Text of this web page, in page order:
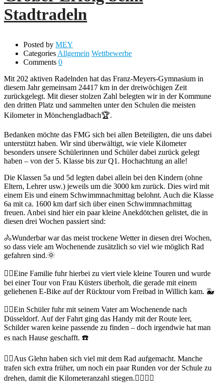
Stadtradeln
Posted by MEY
Categories Allgemein Wettbewerbe
Comments 0
Mit 202 aktiven Radelnden hat das Franz-Meyers-Gymnasium in
diesem Jahr gemeinsam 24417 km in der dreiwöchigen Zeit
zurückgelegt. Mit dieser stolzen Zahl belegten wir in der Kommune
den dritten Platz und sammelten unter den Schulen die meisten
Kilometer in Mönchengladbach🏆.
Bedanken möchte das FMG sich bei allen Beteiligten, die uns dabei
unterstützt haben. Wir sind überwältigt, wie viele Kilometer
besonders unsere Schülerinnen und Schüler dabei zurück gelegt
haben – von der 5. Klasse bis zur Q1. Hochachtung an alle!
Die Klassen 5a und 5d legten dabei allein bei den Kindern (ohne
Eltern, Lehrer usw.) jeweils um die 3000 km zurück. Dies wird mit
einem Eis und einem Schwimmnachmittag belohnt. Auch die Klasse
6a mit ca. 1600 km darf sich über einen Schwimmnachmittag
freuen. Anbei sind hier ein paar kleine Anekdötchen gelistet, die in
diesen drei Wochen passiert sind:
🚴Wunderbar war das meist trockene Wetter in diesen drei Wochen,
so dass viele am Wochenende zusätzlich so viel wie möglich Rad
gefahren sind.🌞
🚴‍♂️Eine Familie fuhr hierbei zu viert viele kleine Touren und wurde
bei einer Tour von Frau Küsters überholt, die gerade mit einem
geliehenen E-Bike auf der Rücktour vom Freibad in Willich kam. 🐳
🚴‍♂️Ein Schüler fuhr mit seinem Vater am Wochenende nach
Düsseldorf. Auf der Fahrt ging das Handy mit der Route leer,
Schilder waren keine passende zu finden – doch irgendwie hat man
es nach Hause geschafft. ☎️
🚴‍♀️Aus Glehn haben sich viel mit dem Rad aufgemacht. Manche
trafen sich extra früher, um noch ein paar Runden vor der Schule zu
drehen, damit die Kilometeranzahl stiegen.🚴‍♀️🚴‍♂️